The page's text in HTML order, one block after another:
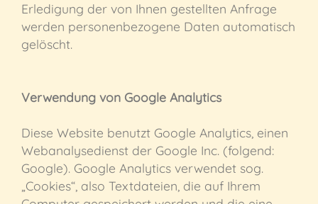
Erledigung der von Ihnen gestellten Anfrage
werden personenbezogene Daten automatisch
gelöscht.
Verwendung von Google Analytics
Diese Website benutzt Google Analytics, einen
Webanalysedienst der Google Inc. (folgend:
Google). Google Analytics verwendet sog.
„Cookies“, also Textdateien, die auf Ihrem